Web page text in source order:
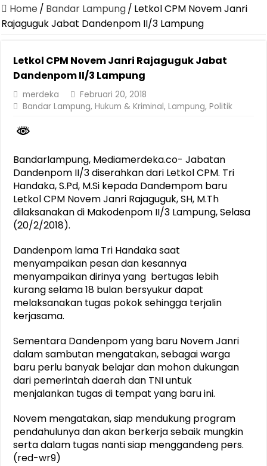
Pastikan Pelayanan Maksimal, Direksi Jasa Raharja Tinjau Korban
Jasa Raharja Jamin Seluruh Korban Kebakaran KM Mutiara
Gelar Audiensi, Jasa Raharja dan Kementerian PANRB Perkuat
Berkontribusi terhadap Keselamatan dan Mobilitas Masyarakat,
Festival Literasi Lampung 2026 Dorong Perpustakaan Jadi Ruang
Home / Bandar Lampung/ Letkol CPM Novem Janri
Rajaguguk Jabat Dandenpom II/3 Lampung
Letkol CPM Novem Janri Rajaguguk Jabat
Dandenpom II/3 Lampung
merdeka
Februari 20, 2018
Bandar Lampung,Hukum & Kriminal,Lampung,Politik
Bandarlampung, Mediamerdeka.co- Jabatan
Dandenpom II/3 diserahkan dari Letkol CPM. Tri
Handaka, S.Pd, M.Si kepada Dandempom baru
Letkol CPM Novem Janri Rajaguguk, SH, M.Th
dilaksanakan di Makodenpom II/3 Lampung, Selasa
(20/2/2018).
Dandenpom lama Tri Handaka saat
menyampaikan pesan dan kesannya
menyampaikan dirinya yang bertugas lebih
kurang selama 18 bulan bersyukur dapat
melaksanakan tugas pokok sehingga terjalin
kerjasama.
Sementara Dandenpom yang baru Novem Janri
dalam sambutan mengatakan, sebagai warga
baru perlu banyak belajar dan mohon dukungan
dari pemerintah daerah dan TNI untuk
menjalankan tugas di tempat yang baru ini.
Novem mengatakan, siap mendukung program
pendahulunya dan akan berkerja sebaik mungkin
serta dalam tugas nanti siap menggandeng pers.
(red-wr9)